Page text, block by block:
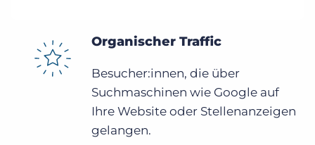
Organischer Traffic
Besucher:innen, die über
Suchmaschinen wie Google auf
Ihre Website oder Stellenanzeigen
gelangen.